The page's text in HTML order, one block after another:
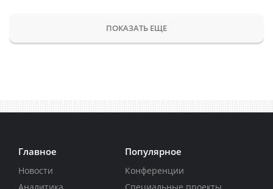
ПОКАЗАТЬ ЕЩЕ
Главное
Новости
Популярное
Конференции